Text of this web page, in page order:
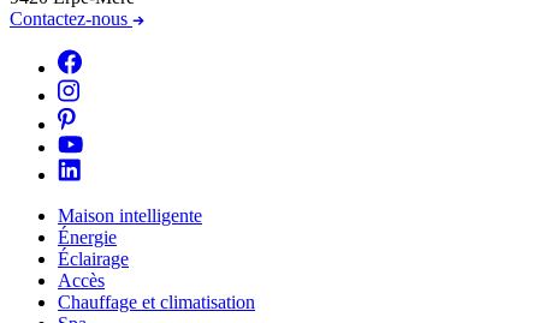
Contactez-nous
Maison intelligente
Énergie
Éclairage
Accès
Chauffage et climatisation